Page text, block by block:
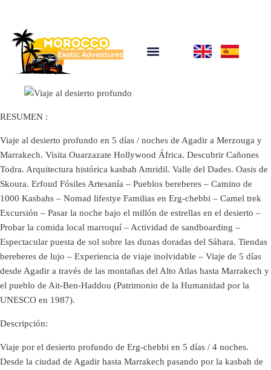
RESUMEN :
Viaje al desierto profundo en 5 días / noches de Agadir a Merzouga y
Marrakech. Visita Ouarzazate Hollywood África. Descubrir Cañones
Todra. Arquitectura histórica kasbah Amridil. Valle del Dades. Oasis de
Skoura. Erfoud Fósiles Artesanía – Pueblos bereberes – Camino de
1000 Kasbahs – Nomad lifestye Familias en Erg-chebbi – Camel trek
Excursión – Pasar la noche bajo el millón de estrellas en el desierto –
Probar la comida local marroquí – Actividad de sandboarding –
Espectacular puesta de sol sobre las dunas doradas del Sáhara. Tiendas
bereberes de lujo – Experiencia de viaje inolvidable – Viaje de 5 días
desde Agadir a través de las montañas del Alto Atlas hasta Marrakech y
el pueblo de Ait-Ben-Haddou (Patrimonio de la Humanidad por la
UNESCO en 1987).
Descripción:
Viaje por el desierto profundo de Erg-chebbi en 5 días / 4 noches.
Desde la ciudad de Agadir hasta Marrakech pasando por la kasbah de